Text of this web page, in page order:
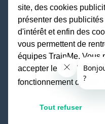
REJOIGNEZ
Fait avec
©
site, des cookies
présenter des
d'intérêt et enfin des
vous permettent de
équipes TrainMe. Vous
accepter les cookies
fonctionnement du site.
Tout refuser